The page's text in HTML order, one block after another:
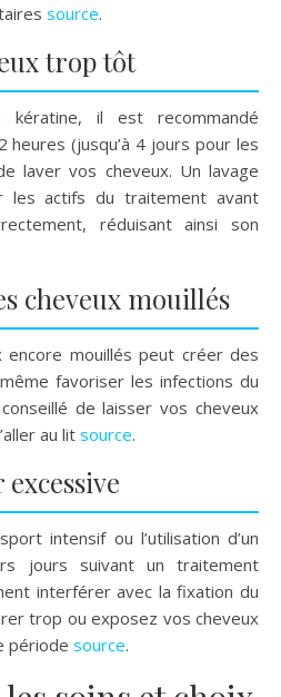
source.
trop tôt
il est recommandé
(jusqu’à 4 jours pour les
laver vos cheveux. Un lavage
les actifs du traitement avant
réduisant ainsi son
cheveux mouillés
encore mouillés peut créer des
favoriser les infections du
de laisser vos cheveux
au lit source.
intensif ou l’utilisation d’un
jours suivant un traitement
interférer avec la fixation du
trop ou exposez vos cheveux
période source.